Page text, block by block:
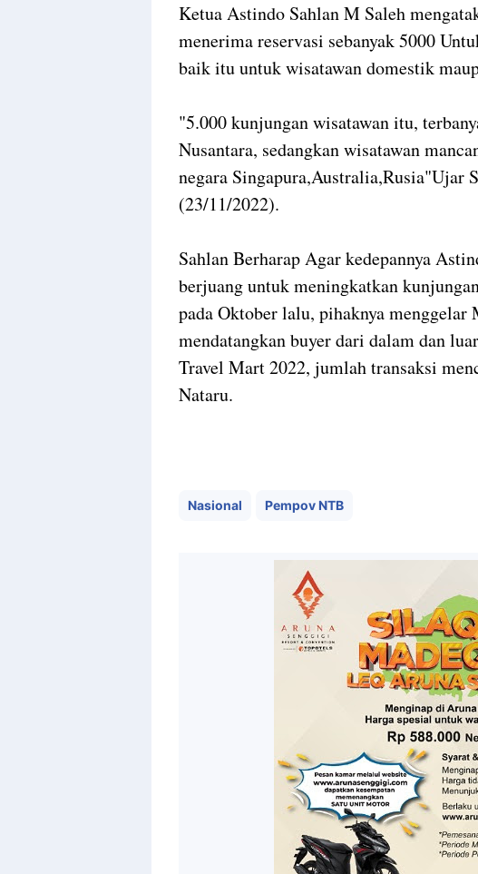
Ketua Astindo Sahlan M Saleh
menerima reservasi sebanyak 5000
baik itu untuk wisatawan domestik
"5.000 kunjungan wisatawan itu,
Nusantara, sedangkan wisatawan
negara Singapura,Australia,Rusia"Ujar
(23/11/2022).
Sahlan Berharap Agar kedepannya
berjuang untuk meningkatkan
pada Oktober lalu, pihaknya
mendatangkan buyer dari dalam dan
Travel Mart 2022, jumlah transaksi
Nataru.
Nasional Pempov NTB